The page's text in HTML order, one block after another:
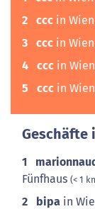
2 ccc in
3 ccc in
4 ccc in
5 ccc in
Geschäfte
1
Fünfhaus (< 1
2 bipa in